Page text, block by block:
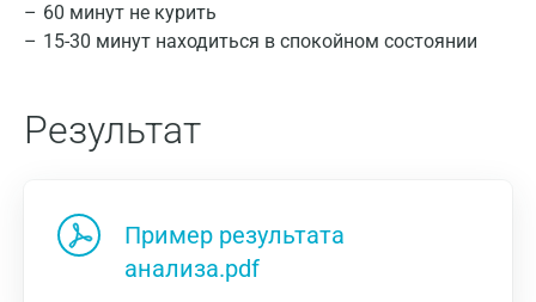
60 минут не курить
15-30 минут находиться в спокойном состоянии
Результат
Пример результата
анализа.pdf